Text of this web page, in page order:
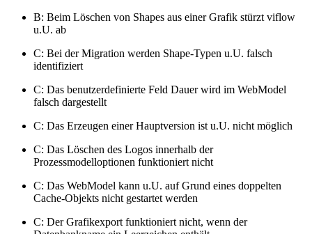
B: Beim Löschen von Shapes aus einer Grafik stürzt viflow
u.U. ab
C: Bei der Migration werden Shape-Typen u.U. falsch
identifiziert
C: Das benutzerdefinierte Feld Dauer wird im WebModel
falsch dargestellt
C: Das Erzeugen einer Hauptversion ist u.U. nicht möglich
C: Das Löschen des Logos innerhalb der
Prozessmodelloptionen funktioniert nicht
C: Das WebModel kann u.U. auf Grund eines doppelten
Cache-Objekts nicht gestartet werden
C: Der Grafikexport funktioniert nicht, wenn der